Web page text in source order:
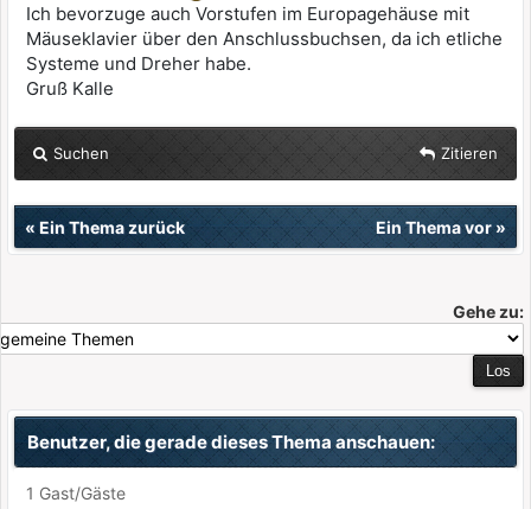
Ich bevorzuge auch Vorstufen im Europagehäuse mit
Mäuseklavier über den Anschlussbuchsen, da ich etliche
Systeme und Dreher habe.
Gruß Kalle
Suchen Zitieren
« Ein Thema zurück Ein Thema vor»
Gehe zu:
Benutzer, die gerade dieses Thema anschauen:
1 Gast/Gäste